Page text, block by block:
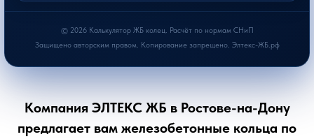
© 2026 Калькулятор ЖБ колец. Расчёт по нормам СНиП
Защищено авторским правом. Копирование запрещено. Элтекс-ЖБ.рф
Компания ЭЛТЕКС ЖБ в Ростове-на-Дону
предлагает вам железобетонные кольца по